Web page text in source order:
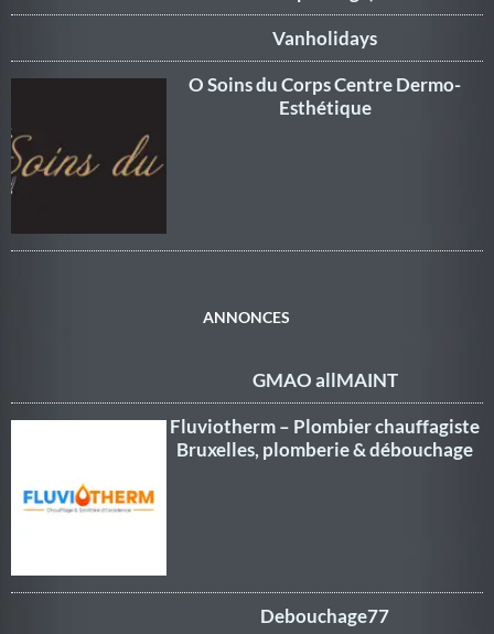
Vanholidays
O Soins du Corps Centre Dermo-
Esthétique
ANNONCES
GMAO allMAINT
Fluviotherm – Plombier chauffagiste
Bruxelles, plomberie & débouchage
Debouchage77